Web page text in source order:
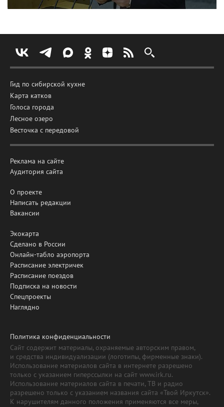
Гид по сибирской кухне
Карта катков
Голоса города
Лесное озеро
Весточка с передовой
Реклама на сайте
Аудитория сайта
О проекте
Написать редакции
Вакансии
Экокарта
Сделано в России
Онлайн-табло аэропорта
Расписание электричек
Расписание поездов
Подписка на новости
Спецпроекты
Наглядно
Политика конфиденциальности
Сайт содержит материалы, охраняемые авторским правом,
и средства индивидуализации (логотипы, фирменные знаки).
Использование материалов сайта в интернете разрешено
только с указанием гиперссылки на сайт www.irk.ru.
Использование материалов сайта в печати, ТВ и радио
разрешено только с указанием названия сайта «Твой Иркутск».
К нарушителям данного положения применяются все меры,